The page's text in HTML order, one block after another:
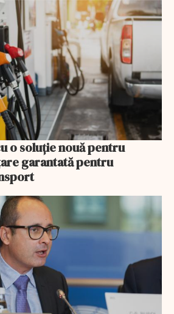
o soluție nouă pentru
garantată pentru